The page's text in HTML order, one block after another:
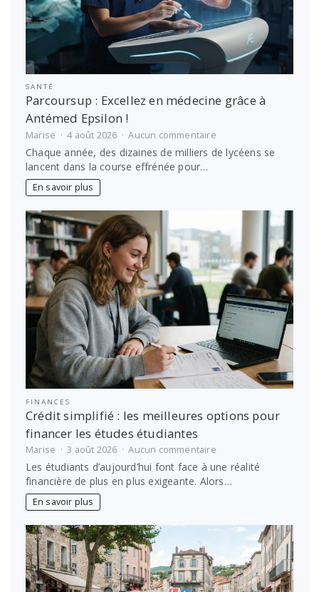
SANTÉ
Parcoursup : Excellez en médecine grâce à
Antémed Epsilon !
Marise 4 août 2026 Aucun commentairesur
Parcoursup
:
Antémed
Epsilon
!
Chaque année, des dizaines de milliers de lycéens se
lancent dans la course effrénée pour…
En savoir plus
FINANCES
Crédit simplifié : les meilleures options pour
financer les études étudiantes
Marise 3 août 2026 Aucun commentairesur
Crédit
simplifié
:
études
étudiantes
Les étudiants d’aujourd’hui font face à une réalité
financière de plus en plus exigeante. Alors…
En savoir plus